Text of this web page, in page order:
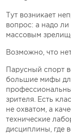
Тут возникает
вопрос: а надо
массовым
Возможно, что
Парусный спорт
большие мифы
зрителя. Есть
не охватом, а
технические
дисциплины, где